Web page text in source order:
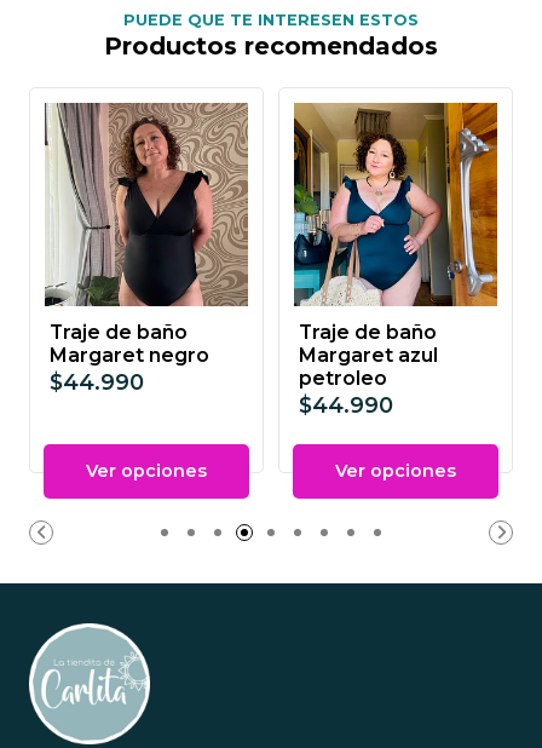
PUEDE QUE TE INTERESEN ESTOS
Productos recomendados
Traje de baño
Margaret negro
$44.990
Ver opciones
Traje de baño
Margaret azul
petroleo
$44.990
Ver opciones